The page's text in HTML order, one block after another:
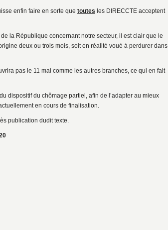
enfin faire en sorte que toutes les DIRECCTE acceptent
la République concernant notre secteur, il est clair que le
deux ou trois mois, soit en réalité voué à perdurer dans
pas le 11 mai comme les autres branches, ce qui en fait
dispositif du chômage partiel, afin de l’adapter au mieux
en cours de finalisation.
publication dudit texte.